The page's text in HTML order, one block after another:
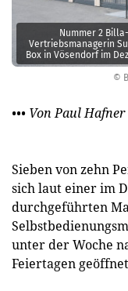
©
Nummer 2
Vertriebsmanagerin
Box in Vösendorf im
••• Von Paul Hafner
Sieben von zehn
sich laut einer im
durchgeführten
unter der Woche
Feiertagen